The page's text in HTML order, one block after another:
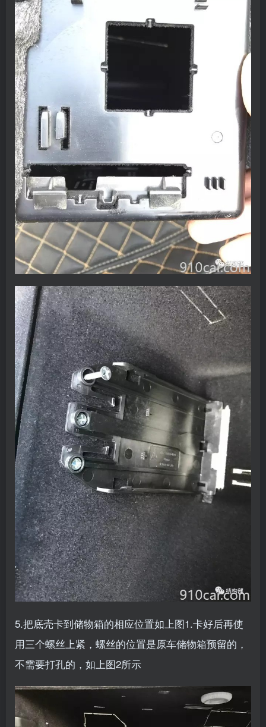
5.把底壳卡到储物箱的相应位置如上图1.卡好后再使
用三个螺丝上紧，螺丝的位置是原车储物箱预留的，
不需要打孔的，如上图2所示